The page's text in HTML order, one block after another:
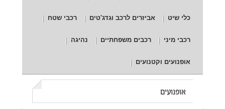
כלי שיט אביזרים לרכב וגדג'טים רכבי שטח
רכבי מיני רכבים משפחתיים נהיגה
אופנועים וקטנועים
אופנועים